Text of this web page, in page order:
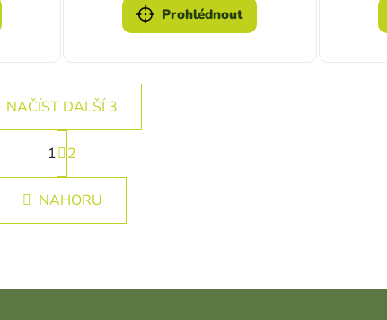
Prohlédnout
Ovládací prvky výpisu
NAČÍST DALŠÍ 3
Stránkování
1 2
NAHORU